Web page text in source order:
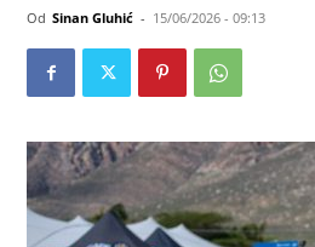
Od Sinan Gluhić - 15/06/2026 - 09:13